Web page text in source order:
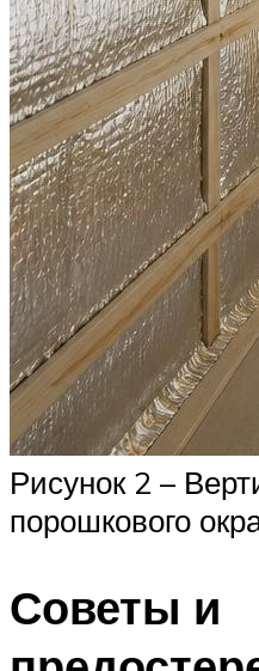
Рисунок 2 –
порошкового
Советы и